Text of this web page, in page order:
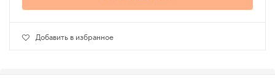
Добавить в избранное